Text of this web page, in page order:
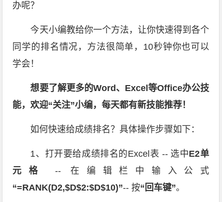
办呢？
今天小编教给你一个方法，让你快速得到各个
同学的排名情况，方法很简单，10秒钟你也可以
学会！
想要了解更多的Word、Excel等Office办公技
能，欢迎“关注”小编，每天都有新技能推荐！
如何快速给成绩排名？具体操作步骤如下：
1、打开要给成绩排名的Excel表 -- 选中E2单
元格
-- 在编辑栏中输入公式
“=RANK(D2,$D$2:$D$10)”-- 按“回车键”。